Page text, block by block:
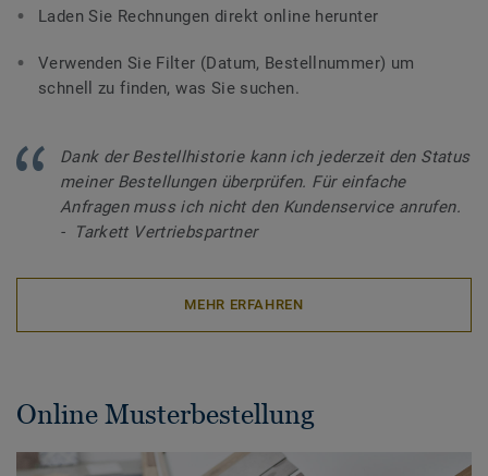
Laden Sie Rechnungen direkt online herunter
Verwenden Sie Filter (Datum, Bestellnummer) um
schnell zu finden, was Sie suchen.
Dank der Bestellhistorie kann ich jederzeit den Status
meiner Bestellungen überprüfen. Für einfache
Anfragen muss ich nicht den Kundenservice anrufen.
- Tarkett Vertriebspartner
MEHR ERFAHREN
Online Musterbestellung